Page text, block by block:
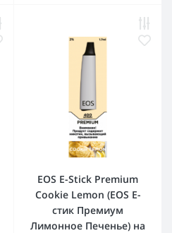
EOS E-Stick Premium
Cookie Lemon (EOS Е-
стик Премиум
Лимонное Печенье) на